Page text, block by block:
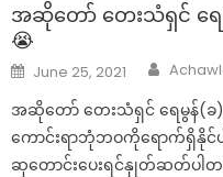
အဆိုတော် တေးသံရှင် ရ
😭
Posted
on
June 25, 2021 Author
အဆိုတော် တေးသံရှင် ရေမွန်(ခ
ကောင်းရာဘုံဘဝကိုရောက်ရှိနိုင်ပ
ဆုတောင်းပေးရင်နှုတ်ဆတ်